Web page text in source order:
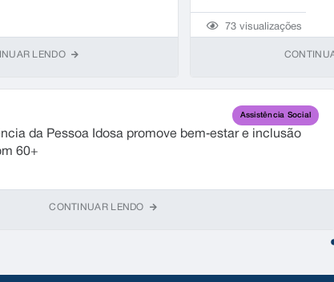
24h: (44) 99113‑5821.
LENDO
73 visualizações
atendimento: segunda a
13h às 17h.
da Pessoa Idosa promove bem‑estar e inclusão
60+
Assistência Social
CONTINUAR LENDO